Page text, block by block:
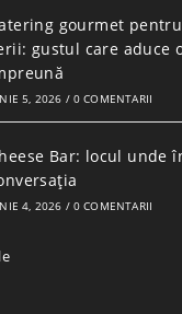
gourmet
gustul care aduce
5, 2026 / 0 COMENTARII
Bar: locul unde
4, 2026 / 0 COMENTARII